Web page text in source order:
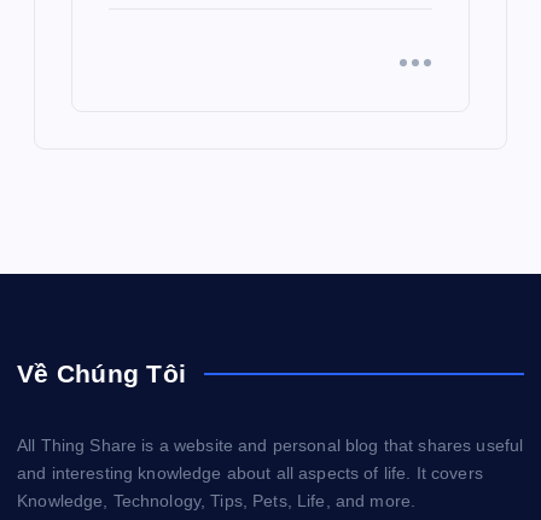
Về Chúng Tôi
All Thing Share is a website and personal blog that shares useful
and interesting knowledge about all aspects of life. It covers
Knowledge, Technology, Tips, Pets, Life, and more.